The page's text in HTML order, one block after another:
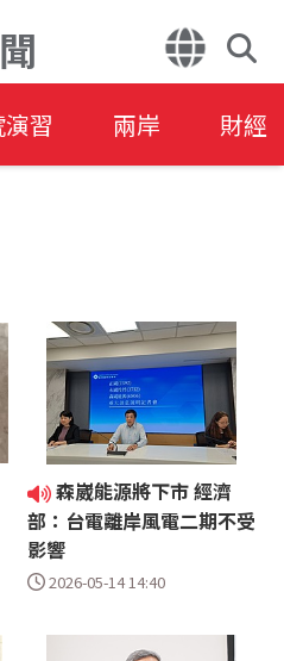
習 兩岸 財經
森崴能源將下市 經濟
部：台電離岸風電二期不受
影響
2026-05-14 14:40